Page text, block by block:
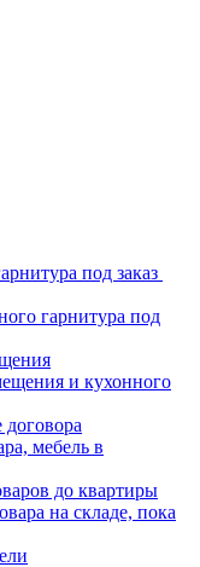
под заказ
гарнитура под
и кухонного
мебель в
до квартиры
на складе, пока